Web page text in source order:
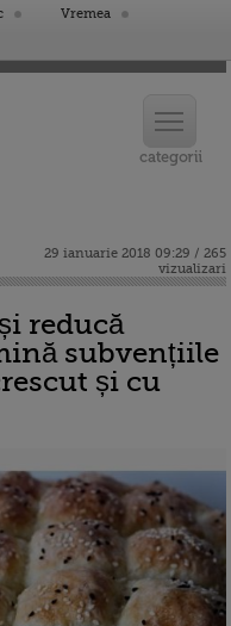
Vremea
29 ianuarie 2018 09:29 / 265
vizualizari
reducă
subvențiile
și cu